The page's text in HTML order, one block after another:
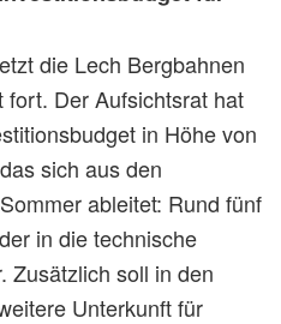
die Lech Bergbahnen
fort. Der Aufsichtsrat hat
in Höhe von
sich aus den
ableitet: Rund fünf
in die technische
Zusätzlich soll in den
Unterkunft für